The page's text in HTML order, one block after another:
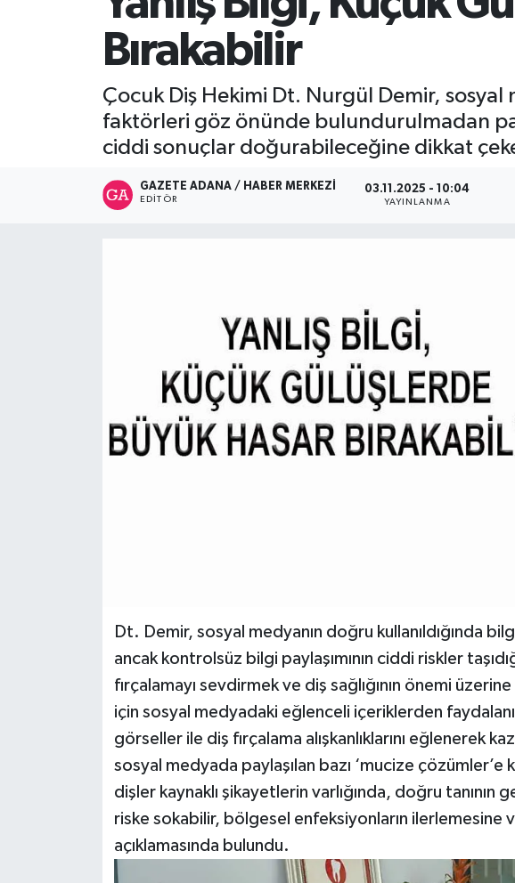
Bırakabilir
Çocuk Diş Hekimi Dt. Nurgül Demir, sosyal
faktörleri göz önünde bulundurulmadan
ciddi sonuçlar doğurabileceğine dikkat
GAZETE ADANA / HABER MERKEZI
EDITÖR
03.11.2025 - 10:04
YAYINLANMA
Dt. Demir, sosyal medyanın doğru kullanıldığında
ancak kontrolsüz bilgi paylaşımının ciddi riskler
fırçalamayı sevdirmek ve diş sağlığının önemi üzerine
için sosyal medyadaki eğlenceli içeriklerden
görseller ile diş fırçalama alışkanlıklarını eğlenerek
sosyal medyada paylaşılan bazı ‘mucize çözümler’e
dişler kaynaklı şikayetlerin varlığında, doğru tanının
riske sokabilir, bölgesel enfeksiyonların ilerlemesine
açıklamasında bulundu.